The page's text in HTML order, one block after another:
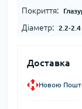
Покриття:
Діаметр: 2.2-
Доставка
Новою